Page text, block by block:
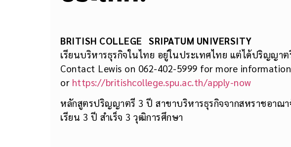
BRITISH COLLEGE SRIPATUM UNIVERSITY
เรียนบริหารธุรกิจในไทย อยู่ในประเทศไทย แต่ได้ปริญญา
Contact Lewis on 062-402-5999 for more information
or https://britishcollege.spu.ac.th/apply-now
หลักสูตรปริญญาตรี 3 ปี สาขาบริหารธุรกิจจากสหราชอาณา
เรียน 3 ปี สำเร็จ 3 วุฒิการศึกษา